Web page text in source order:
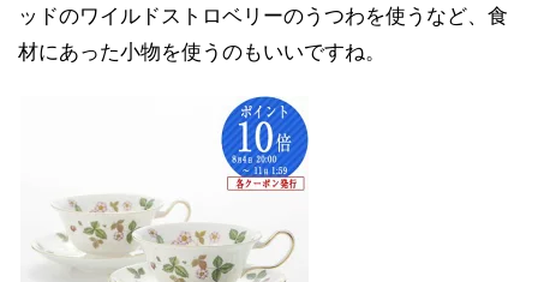
ッドのワイルドストロベリーのうつわを使うなど、食
材にあった小物を使うのもいいですね。